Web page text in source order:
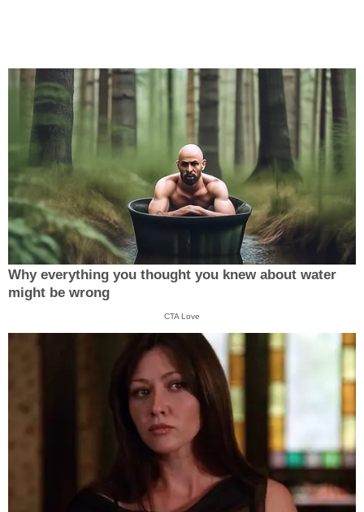
Why everything you thought you knew about water
might be wrong
CTA Love